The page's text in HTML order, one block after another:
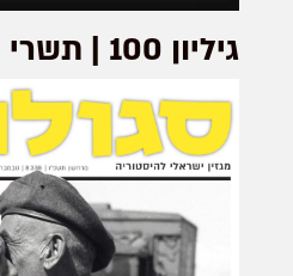
גיליון 100 | תשרי תשע"ט